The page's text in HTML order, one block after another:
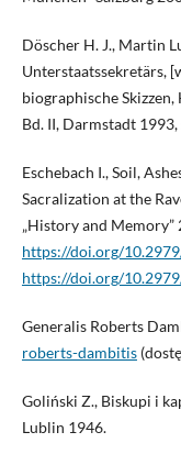
Döscher H. J., Martin
Unterstaatssekretärs,
biographische Skizzen,
Bd. II, Darmstadt
Eschebach I., Soil,
Sacralization at the
„History and Memory”
https://doi.org/
https://doi.org/
Generalis Roberts
roberts-dambitis
Goliński Z., Biskupi i
Lublin 1946.